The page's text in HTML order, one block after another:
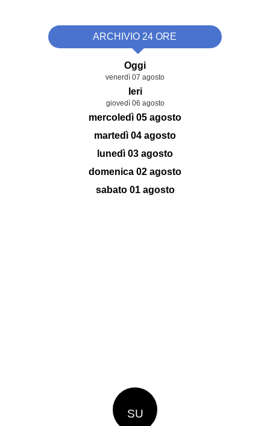
ARCHIVIO 24 ORE
Oggi
venerdì 07 agosto
Ieri
giovedì 06 agosto
mercoledì 05 agosto
martedì 04 agosto
lunedì 03 agosto
domenica 02 agosto
sabato 01 agosto
SU